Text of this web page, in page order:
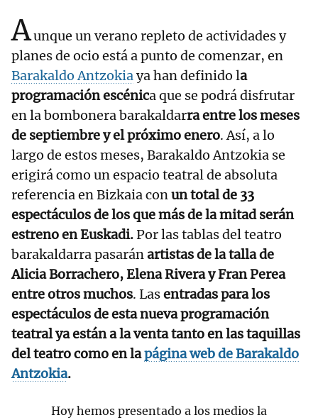
Aunque un verano repleto de actividades y
planes de ocio está a punto de comenzar, en
Barakaldo Antzokiaya han definido la
programación escénica que se podrá disfrutar
en la bombonera barakaldarra entre los meses
de septiembre y el próximo enero. Así, a lo
largo de estos meses, Barakaldo Antzokia se
erigirá como un espacio teatral de absoluta
referencia en Bizkaia conun total de 33
espectáculos de los que más de la mitad serán
estreno en Euskadi.Por las tablas del teatro
barakaldarra pasaránartistas de la talla de
Alicia Borrachero, Elena Rivera y Fran Perea
entre otros muchos. Lasentradas para los
espectáculos de esta nueva programación
teatral ya están a la venta tanto en las taquillas
del teatro como en lapágina web de Barakaldo
Antzokia.
Hoy hemos presentado a los medios la